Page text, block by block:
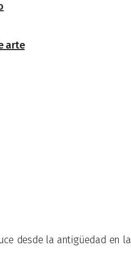
arte
desde la antigüedad en la